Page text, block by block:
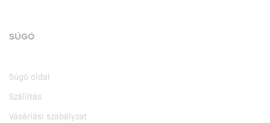
SÚGÓ
Súgó oldal
Szállítás
Vásárlási szabályzat